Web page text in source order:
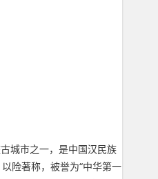
城市之一，是中国汉民族
险著称，被誉为“中华第一